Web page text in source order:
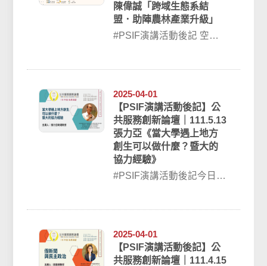
陳偉誠「跨域生態系結
盟．助陣農林產業升級」
#PSIF演講活動後記 空大
2025-04-01
【PSIF演講活動後記】公
共服務創新論壇｜111.5.13
張力亞《當大學遇上地方
創生可以做什麼？暨大的
協力經驗》
#PSIF演講活動後記今日
2025-04-01
【PSIF演講活動後記】公
共服務創新論壇｜111.4.15